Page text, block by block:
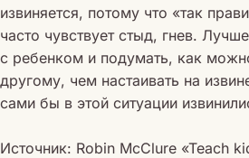
извиняется, потому что «так
часто чувствует стыд, гнев.
с ребенком и подумать, как
другому, чем настаивать на
сами бы в этой ситуации
Источник: Robin McClure «Teach